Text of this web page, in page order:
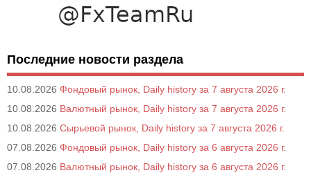
Последние новости раздела
10.08.2026 Фондовый рынок, Daily history за 7 августа 2026 г.
10.08.2026 Валютный рынок, Daily history за 7 августа 2026 г.
10.08.2026 Сырьевой рынок, Daily history за 7 августа 2026 г.
07.08.2026 Фондовый рынок, Daily history за 6 августа 2026 г.
07.08.2026 Валютный рынок, Daily history за 6 августа 2026 г.